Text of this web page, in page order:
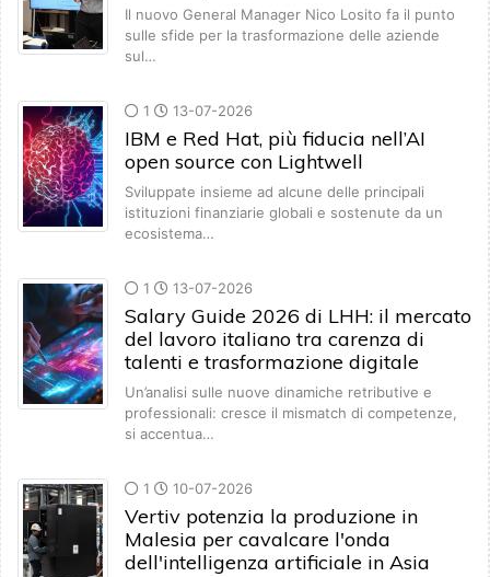
Il nuovo General Manager Nico Losito fa il punto
sulle sfide per la trasformazione delle aziende
sul…
1 13-07-2026
IBM e Red Hat, più fiducia nell’AI
open source con Lightwell
Sviluppate insieme ad alcune delle principali
istituzioni finanziarie globali e sostenute da un
ecosistema…
1 13-07-2026
Salary Guide 2026 di LHH: il mercato
del lavoro italiano tra carenza di
talenti e trasformazione digitale
Un’analisi sulle nuove dinamiche retributive e
professionali: cresce il mismatch di competenze,
si accentua…
1 10-07-2026
Vertiv potenzia la produzione in
Malesia per cavalcare l'onda
dell'intelligenza artificiale in Asia